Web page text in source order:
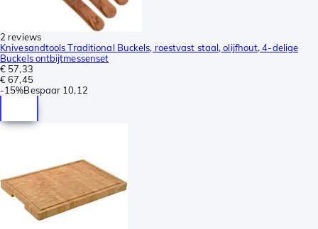
2 reviews
Knivesandtools Traditional Buckels, roestvast staal, olijfhout, 4-delige
Buckels ontbijtmessenset
€ 57,33
€ 67,45
-15%Bespaar 10,12